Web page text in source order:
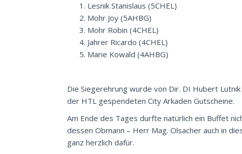
Lesnik Stanislaus (5CHEL)
Mohr Joy (5AHBG)
Mohr Robin (4CHEL)
Jahrer Ricardo (4CHEL)
Marie Kowald (4AHBG)
Die Siegerehrung wurde von Dir. DI Hubert
der HTL gespendeten City Arkaden Gutscheine.
Am Ende des Tages durfte natürlich ein Buffet
dessen Obmann – Herr Mag. Olsacher auch in
ganz herzlich dafür.